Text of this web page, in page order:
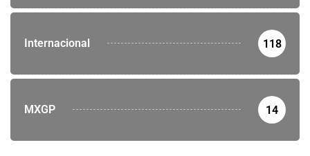
Internacional 118
MXGP 14